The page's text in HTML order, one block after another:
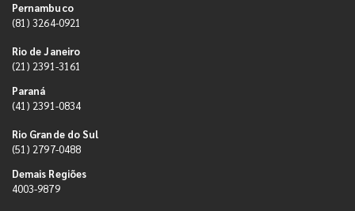
Pernambuco
(81) 3264-0921
Rio de Janeiro
(21) 2391-3161
Paraná
(41) 2391-0834
Rio Grande do Sul
(51) 2797-0488
Demais Regiões
4003-9879